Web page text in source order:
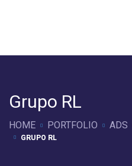
Grupo RL
HOME PORTFOLIO ADS
GRUPO RL